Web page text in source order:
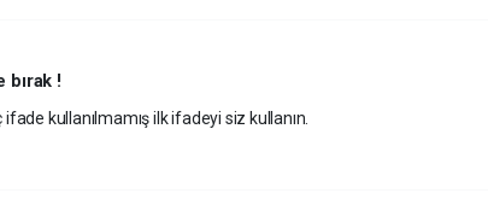
bırak !
kullanılmamış ilk ifadeyi siz kullanın.